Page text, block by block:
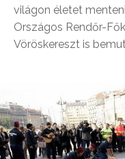
világon életet
Országos Rendőr-
Vöröskereszt is